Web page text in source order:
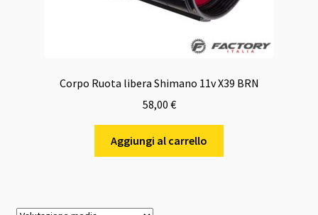
Corpo Ruota libera Shimano 11v X39 BRN
58,00 €
Aggiungi al carrello